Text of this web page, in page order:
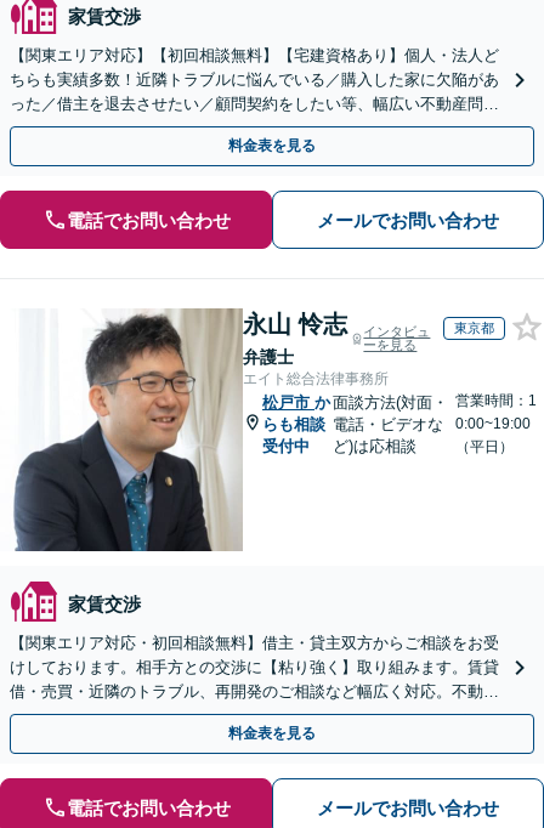
家賃交渉
【関東エリア対応】【初回相談無料】【宅建資格あり】個人・法人ど
ちらも実績多数！近隣トラブルに悩んでいる／購入した家に欠陥があ
った／借主を退去させたい／顧問契約をしたい等、幅広い不動産問題
に精通。他士業と連携し、スピード解決へ尽力します
料金表を見る
電話でお問い合わせ メールでお問い合わせ
永山 怜志
弁護士
インタビュ
ーを見る
東京都
エイト総合法律事務所
松戸市 か
らも相談
受付中
面談方法(対面・
電話・ビデオな
ど)は応相談
営業時間：1
0:00~19:00
（平日）
家賃交渉
【関東エリア対応・初回相談無料】借主・貸主双方からご相談をお受
けしております。相手方との交渉に【粘り強く】取り組みます。賃貸
借・売買・近隣のトラブル、再開発のご相談など幅広く対応。不動産
問題は複雑化しやすいためお早めに弁護士にご相談ください
料金表を見る
電話でお問い合わせ メールでお問い合わせ